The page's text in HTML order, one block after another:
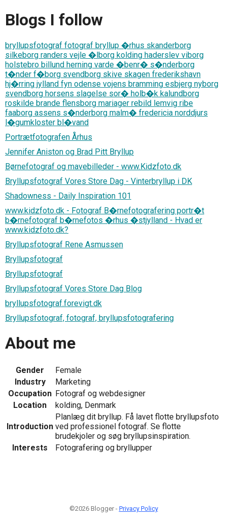
Blogs I follow
bryllupsfotograf fotograf bryllup �rhus skanderborg
silkeborg randers vejle �lborg kolding haderslev viborg
holstebro billund herning varde �benr� s�nderborg
t�nder f�borg svendborg skive skagen frederikshavn
hj�rring jylland fyn odense vojens bramming esbjerg nyborg
svendborg horsens slagelse sor� holb�k kalundborg
roskilde brande flensborg mariager rebild lemvig ribe
faaborg assens s�nderborg malm� fredericia norddjurs
l�gumkloster bl�vand
Portrætfotografen Århus
Jennifer Aniston og Brad Pitt Bryllup
Børnefotograf og mavebilleder - www.Kidzfoto.dk
Bryllupsfotograf Vores Store Dag - Vinterbryllup i DK
Shadowness - Daily Inspiration 101
www.kidzfoto.dk - Fotograf B�rnefotografering portr�t
b�rnefotograf b�rnefotos �rhus �stjylland - Hvad er
www.kidzfoto.dk?
Bryllupsfotograf Rene Asmussen
Bryllupsfotograf
Bryllupsfotograf
Bryllupsfotograf Vores Store Dag Blog
bryllupsfotograf.forevigt.dk
Bryllupsfotograf, fotograf, bryllupsfotografering
About me
Gender
Female
Industry
Marketing
Occupation Fotograf og webdesigner
Location
kolding, Denmark
Introduction
Planlæg dit bryllup. Få lavet flotte bryllupsfoto
ved professionel fotograf. Se flotte
brudekjoler og søg bryllupsinspiration.
Interests
Fotografering og bryllupper
©2026 Blogger - Privacy Policy